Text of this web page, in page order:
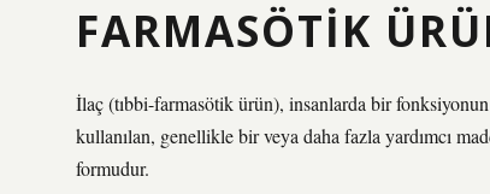
FARMASÖTIK
İlaç (tıbbi-farmasötik ürün), insanlarda bir
kullanılan, genellikle bir veya daha fazla yardımcı
formudur.